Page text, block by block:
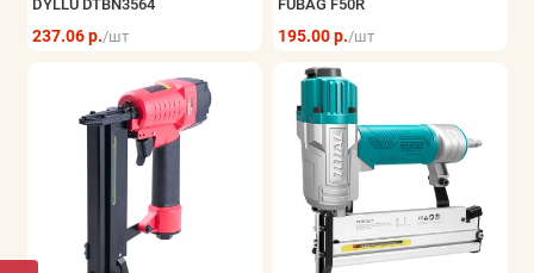
DYLLU DTBN3564
237.06 р./шт
FUBAG F50R
195.00 р./шт